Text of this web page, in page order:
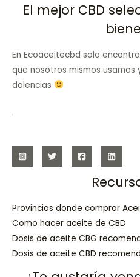
El mejor CBD
En Ecoaceitecbd solo
que nosotros mismos usamos
dolencias
Provincias donde comprar
Como hacer aceite de CBD
Dosis de aceite CBG
Dosis de aceite CBD